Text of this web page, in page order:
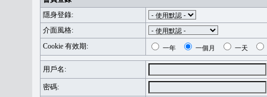
隱身登錄:
介面風格:
Cookie 有效期:
一年 一個月 一天
用戶名:
密碼: